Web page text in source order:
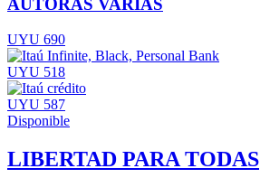
AUTORAS VARIAS
UYU 690
UYU 518
UYU 587
Disponible
LIBERTAD PARA TODAS